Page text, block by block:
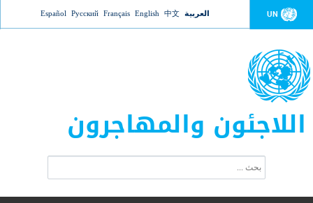
Jump to navigation UN العربية 中文
English
Français
Русский
Español
اللاجئون والمهاجرون
ت
ب